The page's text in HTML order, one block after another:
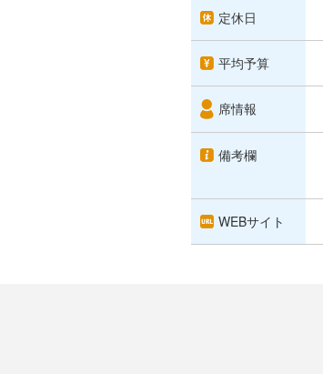
定休日
平均予算
席情報
備考欄
WEBサイト